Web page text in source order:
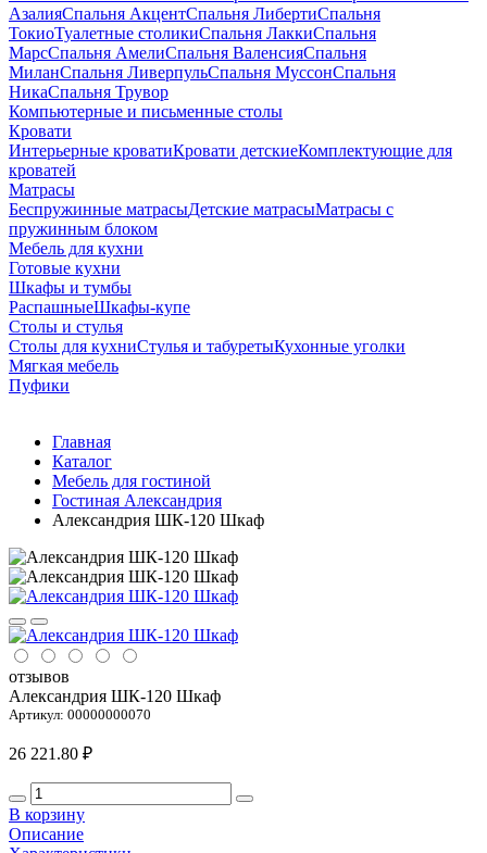
АзалияСпальня АкцентСпальня ЛибертиСпальня
ТокиоТуалетные столикиСпальня ЛаккиСпальня
МарсСпальня АмелиСпальня ВаленсияСпальня
МиланСпальня ЛиверпульСпальня МуссонСпальня
НикаСпальня Трувор
Компьютерные и письменные столы
Кровати
Интерьерные кроватиКровати детскиеКомплектующие для
кроватей
Матрасы
Беспружинные матрасыДетские матрасыМатрасы с
пружинным блоком
Мебель для кухни
Готовые кухни
Шкафы и тумбы
РаспашныеШкафы-купе
Столы и стулья
Столы для кухниСтулья и табуретыКухонные уголки
Мягкая мебель
Пуфики
Главная
Каталог
Мебель для гостиной
Гостиная Александрия
Александрия ШК-120 Шкаф
отзывов
Александрия ШК-120 Шкаф
Артикул: 00000000070
26 221.80 ₽
В корзину
Описание